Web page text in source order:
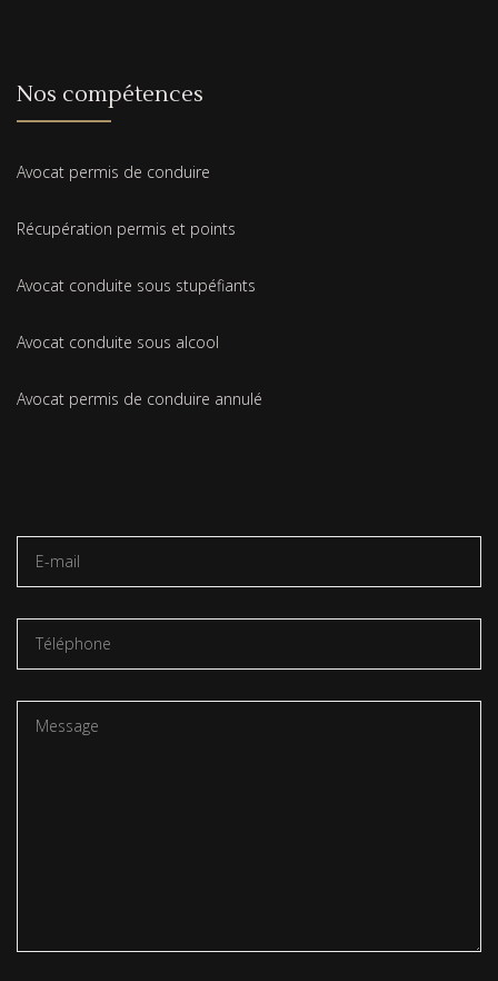
Nos compétences
Avocat permis de conduire
Récupération permis et points
Avocat conduite sous stupéfiants
Avocat conduite sous alcool
Avocat permis de conduire annulé